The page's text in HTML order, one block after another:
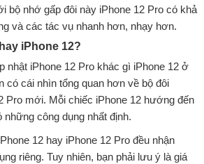
bộ nhớ gấp đôi này iPhone 12 Pro có khả
và các tác vụ nhanh hơn, nhạy hơn.
iPhone 12?
nhật iPhone 12 Pro khác gì iPhone 12 ở
có cái nhìn tổng quan hơn về bộ đôi
Pro mới. Mỗi chiếc iPhone 12 hướng đến
công dụng nhất định.
12 hay iPhone 12 Pro đều nhận
riêng. Tuy nhiên, bạn phải lưu ý là giá